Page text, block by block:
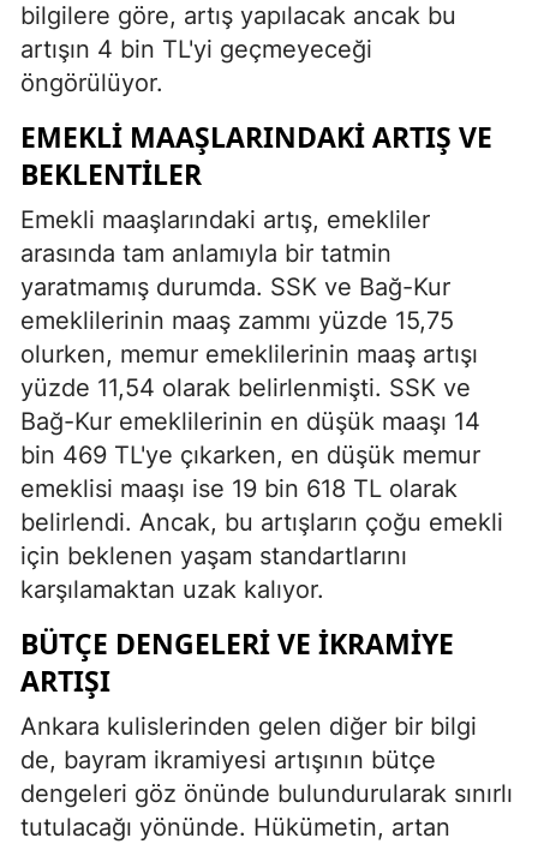
bilgilere göre, artış yapılacak ancak bu
artışın 4 bin TL'yi geçmeyeceği
öngörülüyor.
EMEKLI MAAŞLARINDAKI ARTIŞ VE
BEKLENTILER
Emekli maaşlarındaki artış, emekliler
arasında tam anlamıyla bir tatmin
yaratmamış durumda. SSK ve Bağ-Kur
emeklilerinin maaş zammı yüzde 15,75
olurken, memur emeklilerinin maaş artışı
yüzde 11,54 olarak belirlenmişti. SSK ve
Bağ-Kur emeklilerinin en düşük maaşı 14
bin 469 TL'ye çıkarken, en düşük memur
emeklisi maaşı ise 19 bin 618 TL olarak
belirlendi. Ancak, bu artışların çoğu emekli
için beklenen yaşam standartlarını
karşılamaktan uzak kalıyor.
BÜTÇE DENGELERI VE İKRAMIYE
ARTIŞI
Ankara kulislerinden gelen diğer bir bilgi
de, bayram ikramiyesi artışının bütçe
dengeleri göz önünde bulundurularak sınırlı
tutulacağı yönünde. Hükümetin, artan